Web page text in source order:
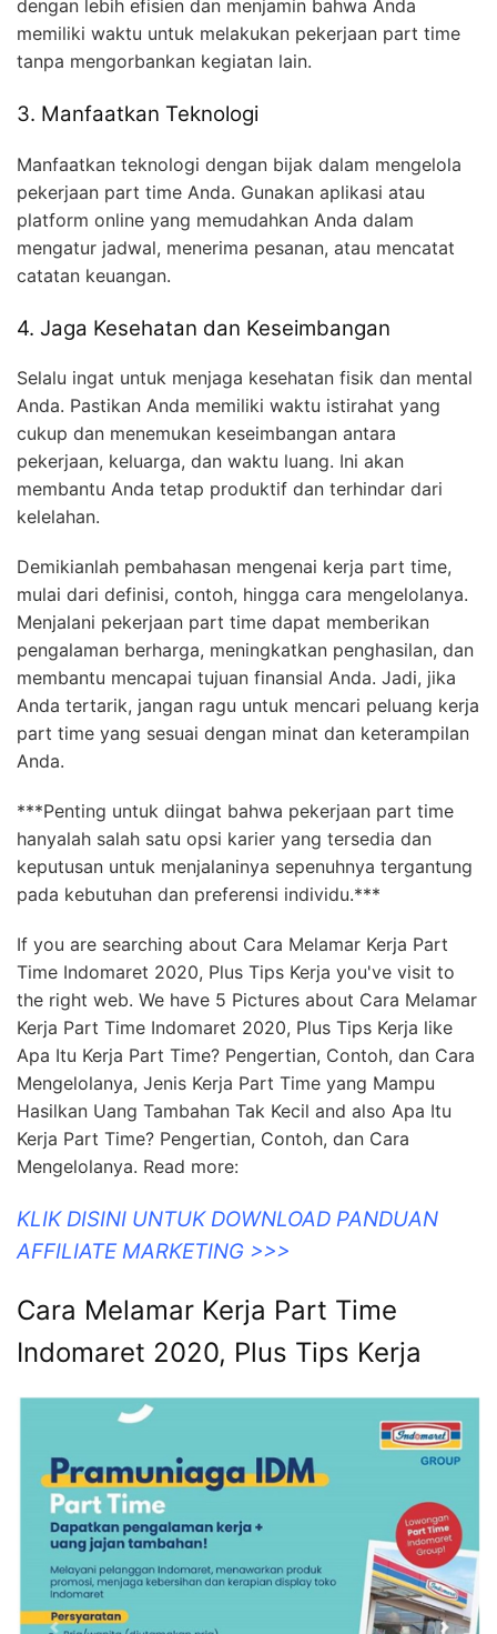
dengan lebih efisien dan menjamin bahwa Anda
memiliki waktu untuk melakukan pekerjaan part time
tanpa mengorbankan kegiatan lain.
3. Manfaatkan Teknologi
Manfaatkan teknologi dengan bijak dalam mengelola
pekerjaan part time Anda. Gunakan aplikasi atau
platform online yang memudahkan Anda dalam
mengatur jadwal, menerima pesanan, atau mencatat
catatan keuangan.
4. Jaga Kesehatan dan Keseimbangan
Selalu ingat untuk menjaga kesehatan fisik dan mental
Anda. Pastikan Anda memiliki waktu istirahat yang
cukup dan menemukan keseimbangan antara
pekerjaan, keluarga, dan waktu luang. Ini akan
membantu Anda tetap produktif dan terhindar dari
kelelahan.
Demikianlah pembahasan mengenai kerja part time,
mulai dari definisi, contoh, hingga cara mengelolanya.
Menjalani pekerjaan part time dapat memberikan
pengalaman berharga, meningkatkan penghasilan, dan
membantu mencapai tujuan finansial Anda. Jadi, jika
Anda tertarik, jangan ragu untuk mencari peluang kerja
part time yang sesuai dengan minat dan keterampilan
Anda.
***Penting untuk diingat bahwa pekerjaan part time
hanyalah salah satu opsi karier yang tersedia dan
keputusan untuk menjalaninya sepenuhnya tergantung
pada kebutuhan dan preferensi individu.***
If you are searching about Cara Melamar Kerja Part
Time Indomaret 2020, Plus Tips Kerja you've visit to
the right web. We have 5 Pictures about Cara Melamar
Kerja Part Time Indomaret 2020, Plus Tips Kerja like
Apa Itu Kerja Part Time? Pengertian, Contoh, dan Cara
Mengelolanya, Jenis Kerja Part Time yang Mampu
Hasilkan Uang Tambahan Tak Kecil and also Apa Itu
Kerja Part Time? Pengertian, Contoh, dan Cara
Mengelolanya. Read more:
KLIK DISINI UNTUK DOWNLOAD PANDUAN
AFFILIATE MARKETING >>>
Cara Melamar Kerja Part Time
Indomaret 2020, Plus Tips Kerja